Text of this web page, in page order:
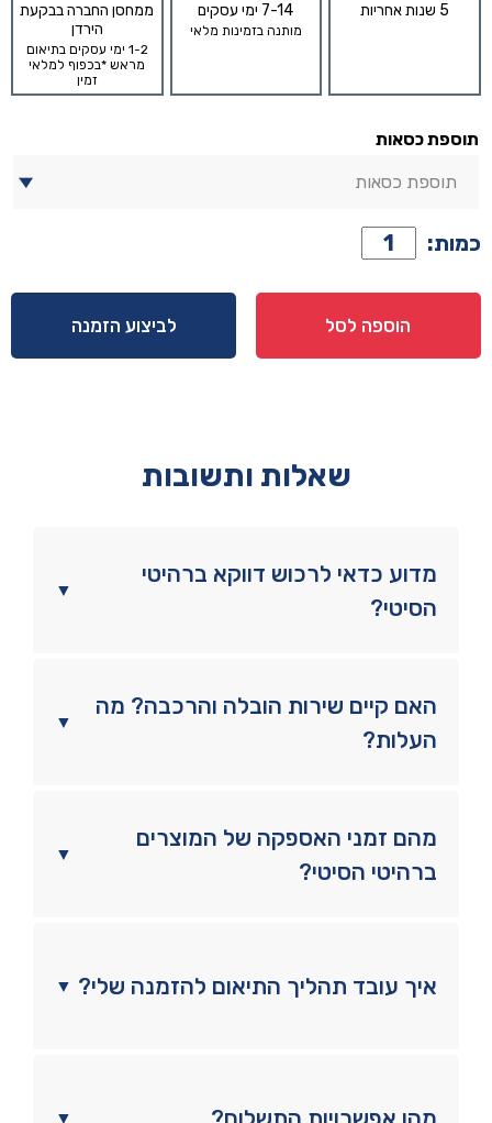
5 שנות אחריות 7-14 ימי עסקים
מותנה בזמינות מלאי
ממחסן החברה בבקעת
הירדן
1-2 ימי עסקים בתיאום
מראש *בכפוף למלאי
זמין
תוספת כסאות
תוספת כסאות
כמות: כמות
של
שולחן
דגם
הוספה לסל לביצוע הזמנה
שאלות ותשובות
▼
מדוע כדאי לרכוש דווקא ברהיטי
הסיטי?
▼
האם קיים שירות הובלה והרכבה? מה
העלות?
▼
מהם זמני האספקה של המוצרים
ברהיטי הסיטי?
▼ איך עובד תהליך התיאום להזמנה שלי?
▼